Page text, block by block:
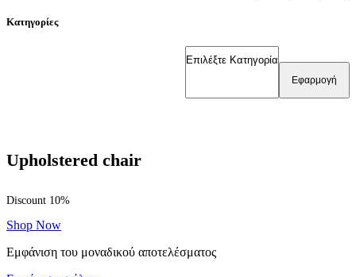
Κατηγορίες
Εφαρμογή
Upholstered chair
Discount 10%
Shop Now
Εμφάνιση του μοναδικού αποτελέσματος